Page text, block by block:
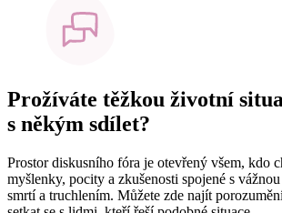
Prožíváte těžkou životní
s někým sdílet?
Prostor diskusního fóra je otevřený všem, kdo
myšlenky, pocity a zkušenosti spojené s
smrtí a truchlením. Můžete zde najít